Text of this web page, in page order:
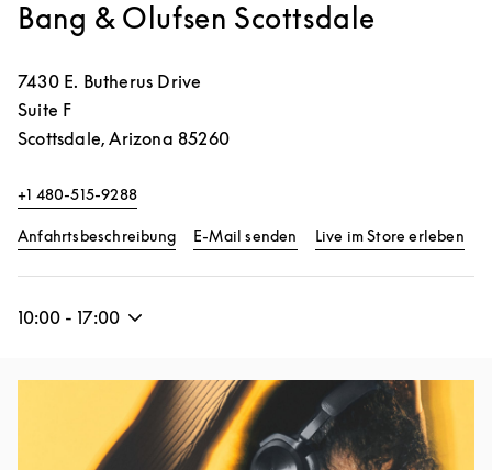
Bang & Olufsen Scottsdale
7430 E. Butherus Drive
Suite F
Scottsdale, Arizona 85260
+1 480-515-9288
AnfahrtsbeschreibungLink Opens in New Tab
E-Mail senden Live im Store erleben
10:00 - 17:00